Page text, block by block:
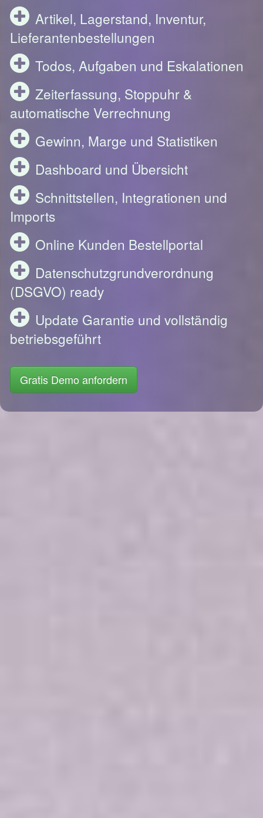
Artikel, Lagerstand, Inventur,
Lieferantenbestellungen
Todos, Aufgaben und Eskalationen
Zeiterfassung, Stoppuhr &
automatische Verrechnung
Gewinn, Marge und Statistiken
Dashboard und Übersicht
Schnittstellen, Integrationen und
Imports
Online Kunden Bestellportal
Datenschutzgrundverordnung
(DSGVO) ready
Update Garantie und vollständig
betriebsgeführt
Gratis Demo anfordern